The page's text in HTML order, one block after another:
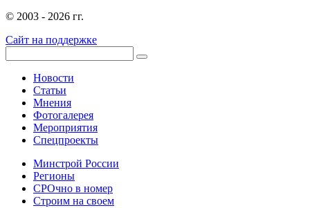
© 2003 - 2026 гг.
Сайт на поддержке
Новости
Статьи
Мнения
Фотогалерея
Мероприятия
Спецпроекты
Минстрой России
Регионы
СРОчно в номер
Строим на своем